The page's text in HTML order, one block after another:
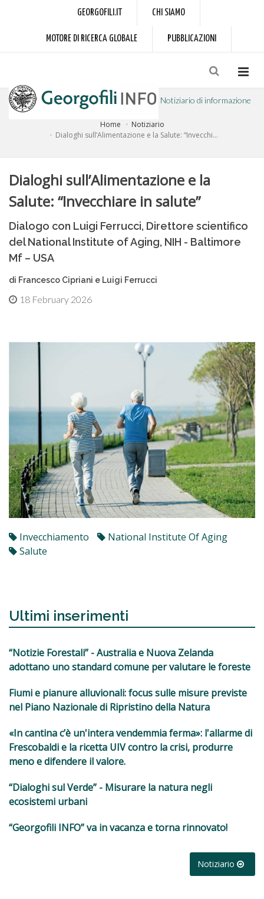
GEORGOFILI.IT CHI SIAMO
MOTORE DI RICERCA GLOBALE PUBBLICAZIONI
Notiziario di informazione
a cura dell'Accademia dei Georgofili
Home
Notiziario
Dialoghi sull’Alimentazione e la Salute: “Invecchi...
Dialoghi sull’Alimentazione e la
Salute: “Invecchiare in salute”
Dialogo con Luigi Ferrucci, Direttore scientifico
del National Institute of Aging, NIH - Baltimore
Mf – USA
di Francesco Cipriani e Luigi Ferrucci
18 February 2026
Invecchiamento
National Institute Of Aging
Salute
Ultimi inserimenti
“Notizie Forestali” - Australia e Nuova Zelanda
adottano uno standard comune per valutare le foreste
Fiumi e pianure alluvionali: focus sulle misure previste
nel Piano Nazionale di Ripristino della Natura
«In cantina c’è un'intera vendemmia ferma»: l'allarme di
Frescobaldi e la ricetta UIV contro la crisi, produrre
meno e difendere il valore.
“Dialoghi sul Verde” - Misurare la natura negli
ecosistemi urbani
“Georgofili INFO” va in vacanza e torna rinnovato!
Notiziario